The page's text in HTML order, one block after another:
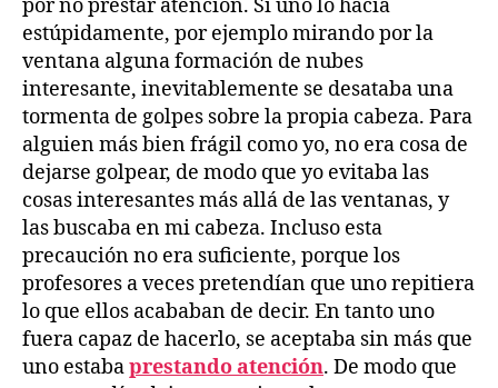
por no prestar atención. Si uno lo hacía
estúpidamente, por ejemplo mirando por la
ventana alguna formación de nubes
interesante, inevitablemente se desataba una
tormenta de golpes sobre la propia cabeza. Para
alguien más bien frágil como yo, no era cosa de
dejarse golpear, de modo que yo evitaba las
cosas interesantes más allá de las ventanas, y
las buscaba en mi cabeza. Incluso esta
precaución no era suficiente, porque los
profesores a veces pretendían que uno repitiera
lo que ellos acababan de decir. En tanto uno
fuera capaz de hacerlo, se aceptaba sin más que
uno estabaprestando atención. De modo que